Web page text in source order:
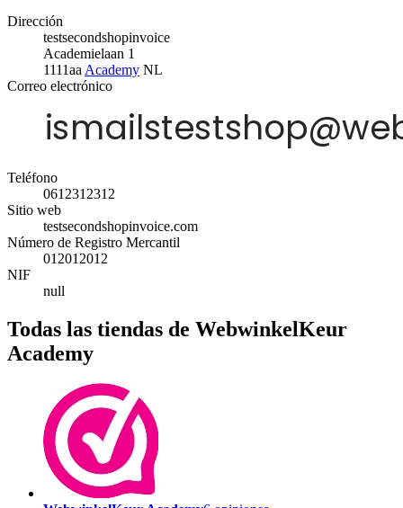
Dirección
testsecondshopinvoice
Academielaan 1
1111aa Academy NL
Correo electrónico
Teléfono
0612312312
Sitio web
testsecondshopinvoice.com
Número de Registro Mercantil
012012012
NIF
null
Todas las tiendas de WebwinkelKeur
Academy